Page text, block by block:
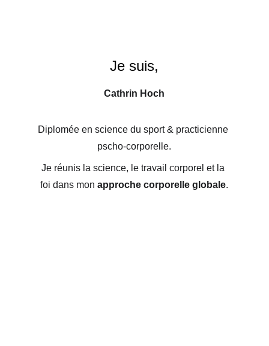
Je suis,
Cathrin Hoch
Diplomée en science du sport & practicienne
pscho-corporelle.
Je réunis la science, le travail corporel et la
foi dans mon approche corporelle globale.